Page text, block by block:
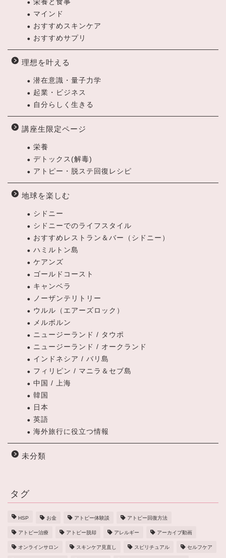
栄養と食事
マインド
おすすめスキンケア
おすすめサプリ
理想を叶える
潜在意識・量子力学
起業・ビジネス
自分らしく生きる
講座生限定ページ
栄養
デトックス(解毒)
アトピー・脱ステ回復レシピ
地球を楽しむ
シドニー
シドニーでのライフスタイル
おすすめレストラン＆バー（シドニー）
ハミルトン島
ケアンズ
ゴールドコースト
キャンベラ
ノーザンテリトリー
ウルル（エアーズロック）
メルボルン
ニュージーランド / タウポ
ニュージーランド / オークランド
インドネシア / バリ島
フィリピン / マニラ＆セブ島
中国 / 上海
韓国
日本
英語
海外旅行に役立つ情報
未分類
タグ
HSP お金 アトピー体験談 アトピー回復方法
アトピー治療 アトピー脱却 アレルギー アーカイブ動画
オンラインサロン スキンケア見直し スピリチュアル セルフケア